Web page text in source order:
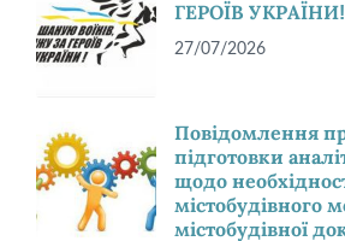
ГЕРОЇВ УКРАЇНИ!
27/07/2026
Повідомлення
підготовки
щодо
містобудівного
містобудівної